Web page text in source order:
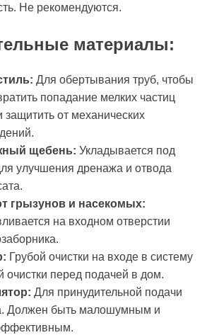
Не рекомендуются.
материалы:
Для обертывания труб, чтобы
попадание мелких частиц
защитить от механических
щебень: Укладывается под
улучшения дренажа и отвода
грызунов и насекомых:
на входном отверстии
Грубой очистки на входе в систему
очистки перед подачей в дом.
Для принудительной подачи
Должен быть малошумным и